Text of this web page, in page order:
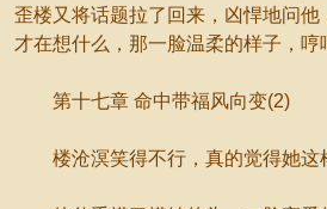
歪楼又将话题拉了回来，凶悍地问他
才在想什么，那一脸温柔的样子，哼
第十七章 命中带福风向变(2)
楼沧溟笑得不行，真的觉得她这